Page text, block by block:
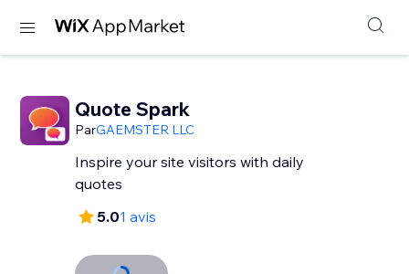
Quote Spark
ParGAEMSTER LLC
Inspire your site visitors with daily
quotes
5.01 avis